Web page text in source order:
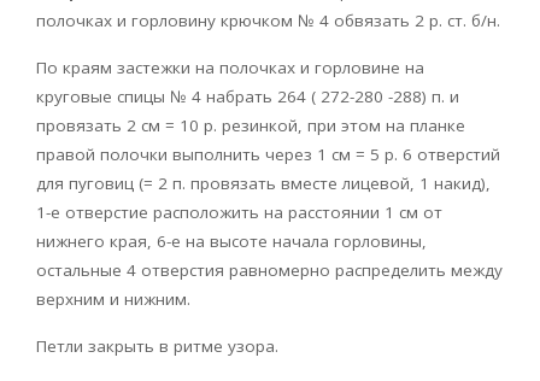
полочках и горловину крючком № 4 обвязать 2 р. ст. б/н.
По краям застежки на полочках и горловине на
круговые спицы № 4 набрать 264 ( 272-280 -288) п. и
провязать 2 см = 10 р. резинкой, при этом на планке
правой полочки выполнить через 1 см = 5 р. 6 отверстий
для пуговиц (= 2 п. провязать вместе лицевой, 1 накид),
1-е отверстие расположить на расстоянии 1 см от
нижнего края, 6-е на высоте начала горловины,
остальные 4 отверстия равномерно распределить между
верхним и нижним.
Петли закрыть в ритме узора.